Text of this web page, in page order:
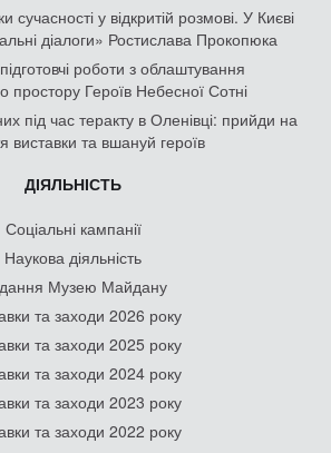
сучасності у відкритій розмові. У Києві
діалоги» Ростислава Прокопюка
роботи з облаштування
простору Героїв Небесної Сотні
під час теракту в Оленівці: прийди на
виставки та вшануй героїв
ДІЯЛЬНІСТЬ
Соціальні кампанії
Наукова діяльність
Музею Майдану
та заходи 2026 року
та заходи 2025 року
та заходи 2024 року
та заходи 2023 року
та заходи 2022 року